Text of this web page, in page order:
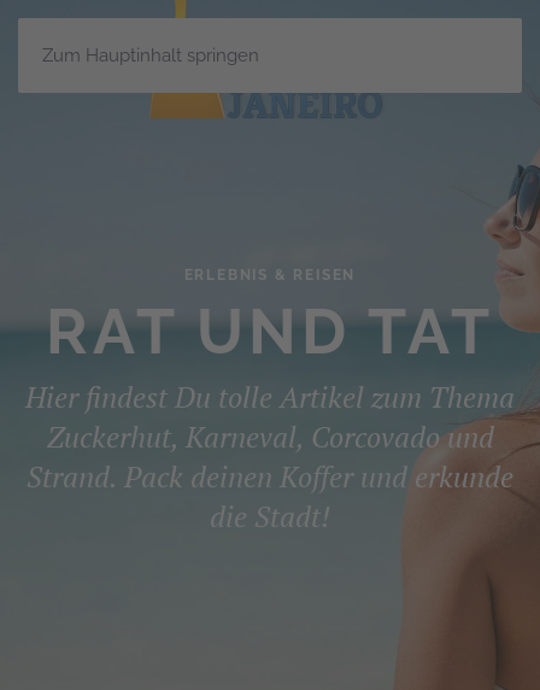
Zum Hauptinhalt springen
ERLEBNIS & REISEN
RAT UND TAT
Hier findest Du tolle Artikel zum Thema
Zuckerhut, Karneval, Corcovado und
Strand. Pack deinen Koffer und erkunde
die Stadt!